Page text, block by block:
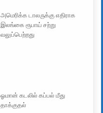
அமெரிக்க டாலருக்கு எதிராக
இலங்கை ரூபாய் சற்று
வலுப்பெற்றது
ஓமான் கடலில் கப்பல் மீது
தாக்குதல்